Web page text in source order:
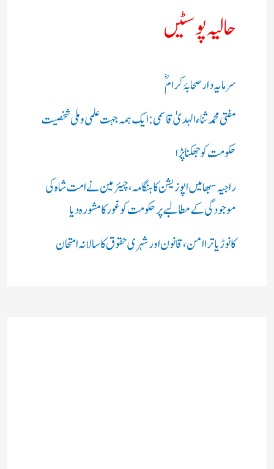
حالیہ پوسٹیں
سرمایہ دار صحابۂ کرامؓ
مفتی محمد ثناء الہدیٰ قاسمی: ایک ہمہ جہت علمی و ملی شخصیت
حکومت کو جھکنا پڑا
راجیہ سبھا میں اپوزیشن کا ہنگامہ، چیئرمین نے امت شاہ کی
موجودگی کے مطالبے پر حکومت کو غور کا مشورہ دیا
کانوڑ یاترا امن،قانون اور شہری حقوق کا سالانہ امتحان